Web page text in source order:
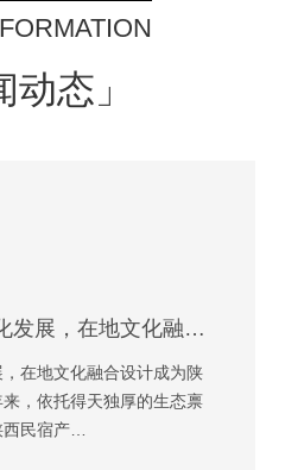
动态」
秦岭民宿集群规模化发展，在地文化融合设计成为陕西民宿打造主流趋势
在地文化融合设计成为陕
，依托得天独厚的生态禀
西民宿产…